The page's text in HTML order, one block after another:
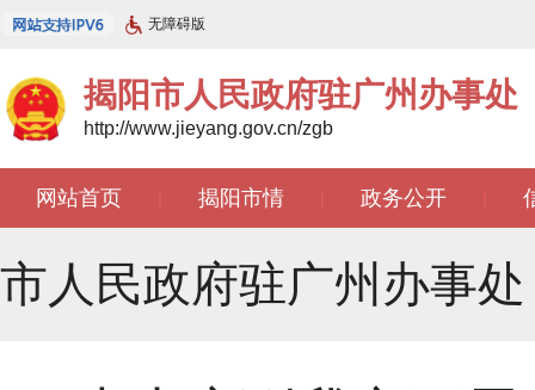
无障碍版
揭阳市人民政府驻广州办事处
http://www.jieyang.gov.cn/zgb
网站首页 揭阳市情 政务公开
文苑天地
市人民政府驻广州办事处